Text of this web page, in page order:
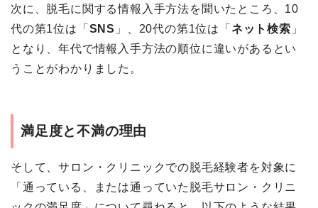
次に、脱毛に関する情報入手方法を聞いたところ、10
代の第1位は「 SNS 」、20代の第1位は「 ネット検索 」
となり、年代で情報入手方法の順位に違いがあるとい
うことがわかりました。
満足度と不満の理由
そして、サロン・クリニックでの脱毛経験者を対象に
「通っている、または通っていた脱毛サロン・クリニ